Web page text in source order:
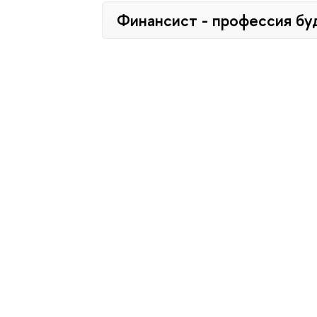
Финансист - профессия